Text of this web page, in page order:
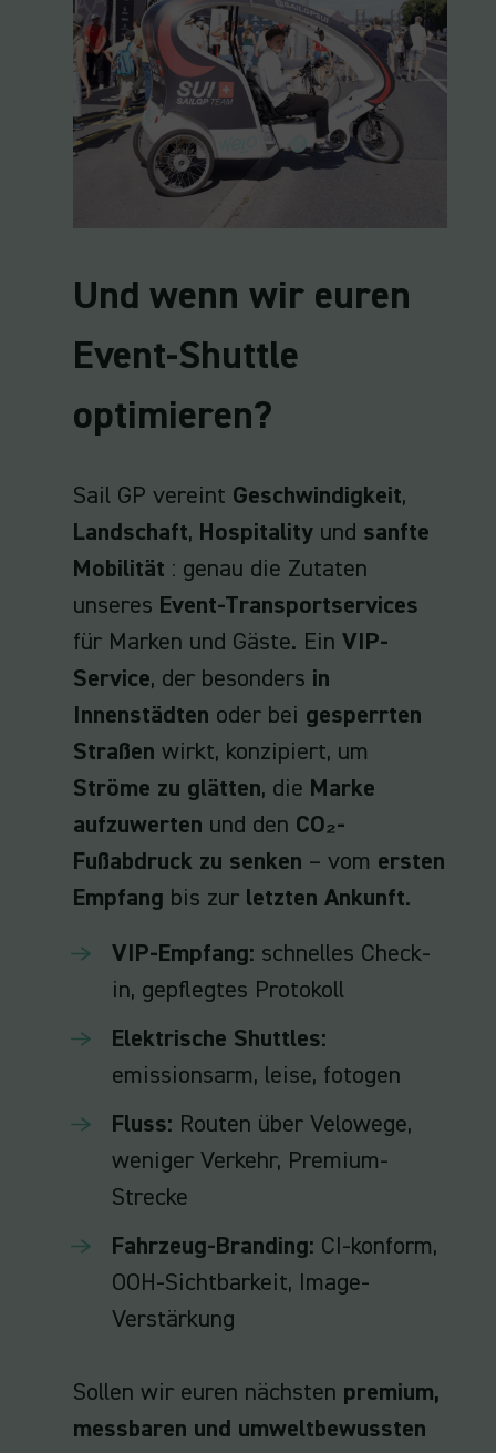
Und wenn wir euren
Event-Shuttle
optimieren?
Sail GP vereint Geschwindigkeit,
Landschaft, Hospitality und sanfte
Mobilität : genau die Zutaten
unseres Event-Transportservices
für Marken und Gäste. Ein VIP-
Service, der besonders in
Innenstädten oder bei gesperrten
Straßen wirkt, konzipiert, um
Ströme zu glätten, die Marke
aufzuwerten und den CO₂-
Fußabdruck zu senken – vom ersten
Empfang bis zur letzten Ankunft.
VIP-Empfang: schnelles Check-
in, gepflegtes Protokoll
Elektrische Shuttles:
emissionsarm, leise, fotogen
Fluss: Routen über Velowege,
weniger Verkehr, Premium-
Strecke
Fahrzeug-Branding: CI-konform,
OOH-Sichtbarkeit, Image-
Verstärkung
Sollen wir euren nächsten premium,
messbaren und umweltbewussten